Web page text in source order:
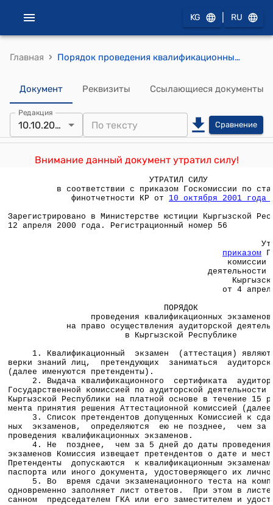
KG RU
Главная › Порядок проведения квалификационных экзаменов на право осуществления аудиторской деятельности в Кыргызской Республике (Утвержден приказом Государственной комиссии по аудиторской деятельности при Правительстве Кыргызской Республики от 4 апреля 2000 года № 5)
Документ Реквизиты Ссылающиеся документы
Редакция
10.10.2001 Сравнение
Внимание данный документ утратил силу!